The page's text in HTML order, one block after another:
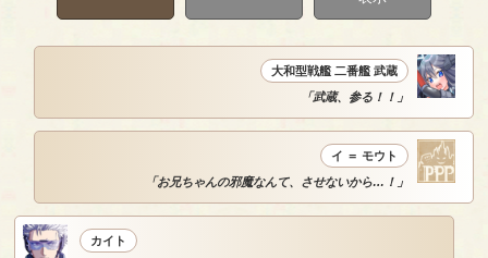
大和型戦艦 二番艦 武蔵
「武蔵、参る！！」
イ ＝ モウト
「お兄ちゃんの邪魔なんて、させないから…！」
カイト